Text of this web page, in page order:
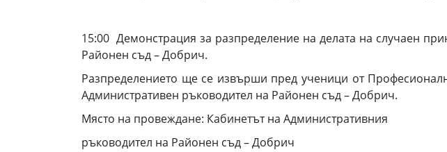
15:00 Демонстрация за разпределение на делата на случаен
Районен съд – Добрич.
Разпределението ще се извърши пред ученици от
Административен ръководител на Районен съд – Добрич.
Място на провеждане: Кабинетът на Административния
ръководител на Районен съд – Добрич